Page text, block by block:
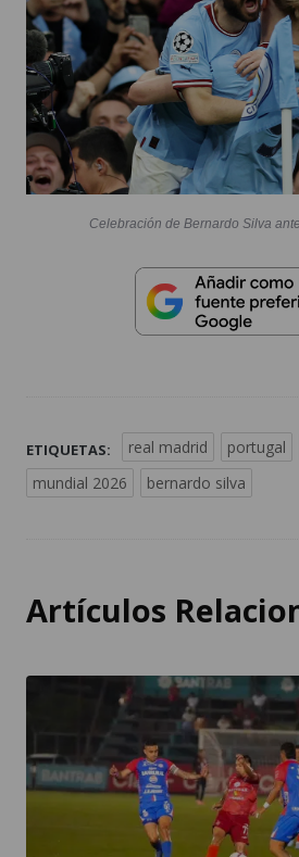
Celebración de Bernardo Silva
ETIQUETAS: real madrid portugal
mundial 2026
bernardo silva
Artículos